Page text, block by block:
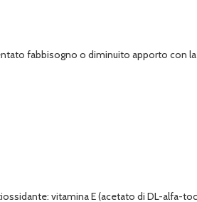
fabbisogno o diminuito apporto con
vitamina E (acetato di DL-alfa-